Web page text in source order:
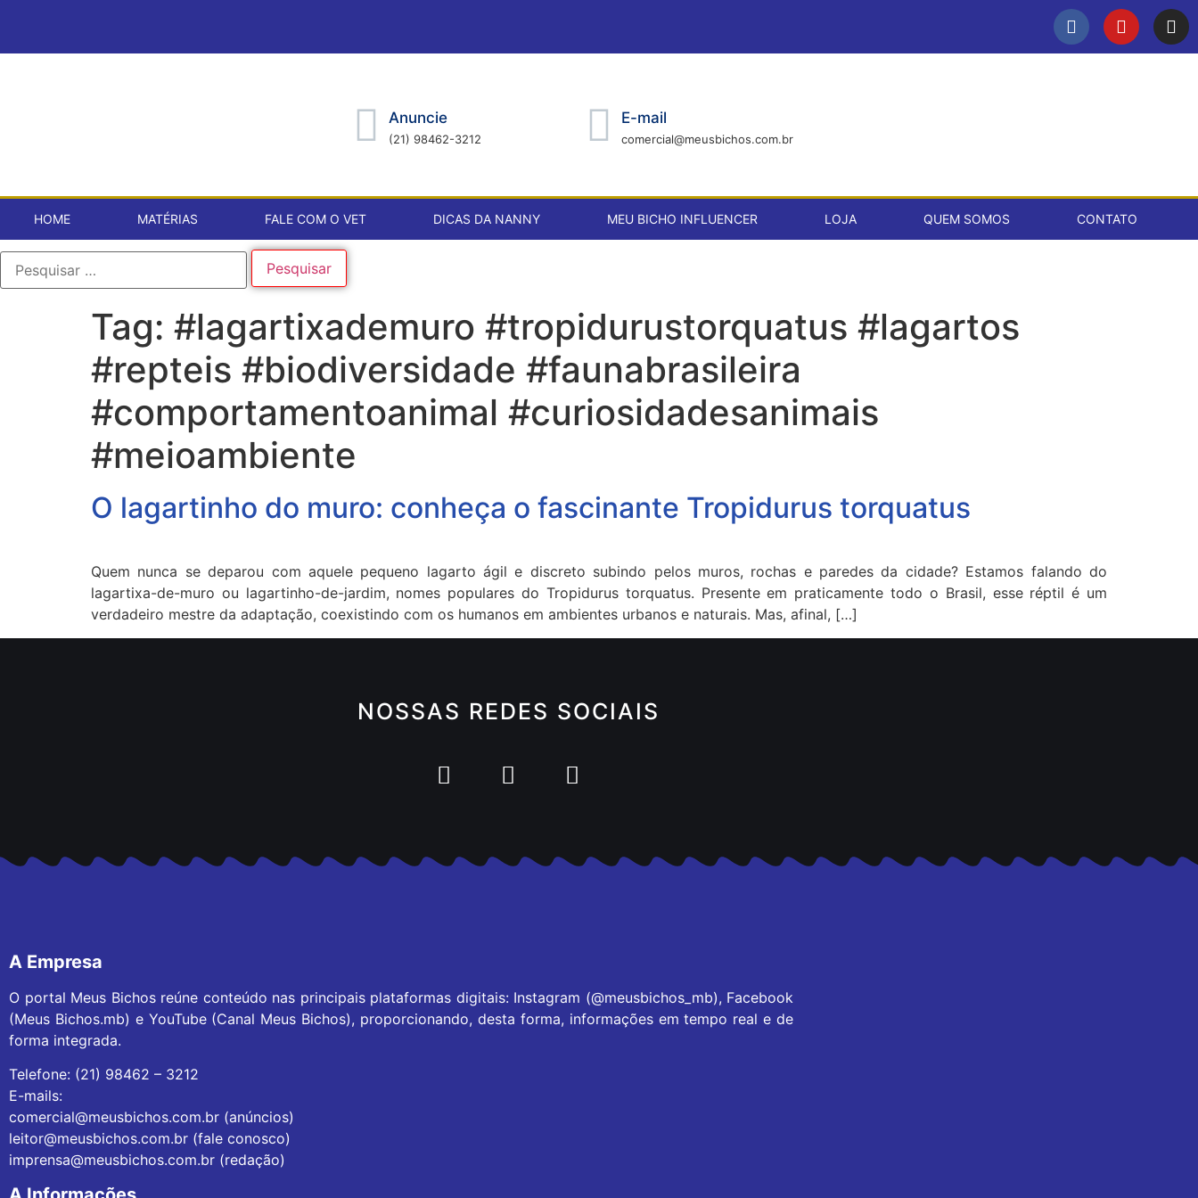
Anuncie
(21) 98462-3212
E-mail
comercial@meusbichos.com.br
HOME MATÉRIAS FALE COM O VET DICAS DA NANNY MEU BICHO INFLUENCER LOJA QUEM SOMOS CONTATO
Tag: #lagartixademuro #tropidurustorquatus #lagartos
#repteis #biodiversidade #faunabrasileira
#comportamentoanimal #curiosidadesanimais
#meioambiente
O lagartinho do muro: conheça o fascinante Tropidurus torquatus
Quem nunca se deparou com aquele pequeno lagarto ágil e discreto subindo pelos muros, rochas e paredes da cidade? Estamos falando do
lagartixa-de-muro ou lagartinho-de-jardim, nomes populares do Tropidurus torquatus. Presente em praticamente todo o Brasil, esse réptil é um
verdadeiro mestre da adaptação, coexistindo com os humanos em ambientes urbanos e naturais. Mas, afinal, […]
NOSSAS REDES SOCIAIS
A Empresa
O portal Meus Bichos reúne conteúdo nas principais plataformas digitais: Instagram (@meusbichos_mb), Facebook
(Meus Bichos.mb) e YouTube (Canal Meus Bichos), proporcionando, desta forma, informações em tempo real e de
forma integrada.
Telefone: (21) 98462 – 3212
E-mails:
comercial@meusbichos.com.br (anúncios)
leitor@meusbichos.com.br (fale conosco)
imprensa@meusbichos.com.br (redação)